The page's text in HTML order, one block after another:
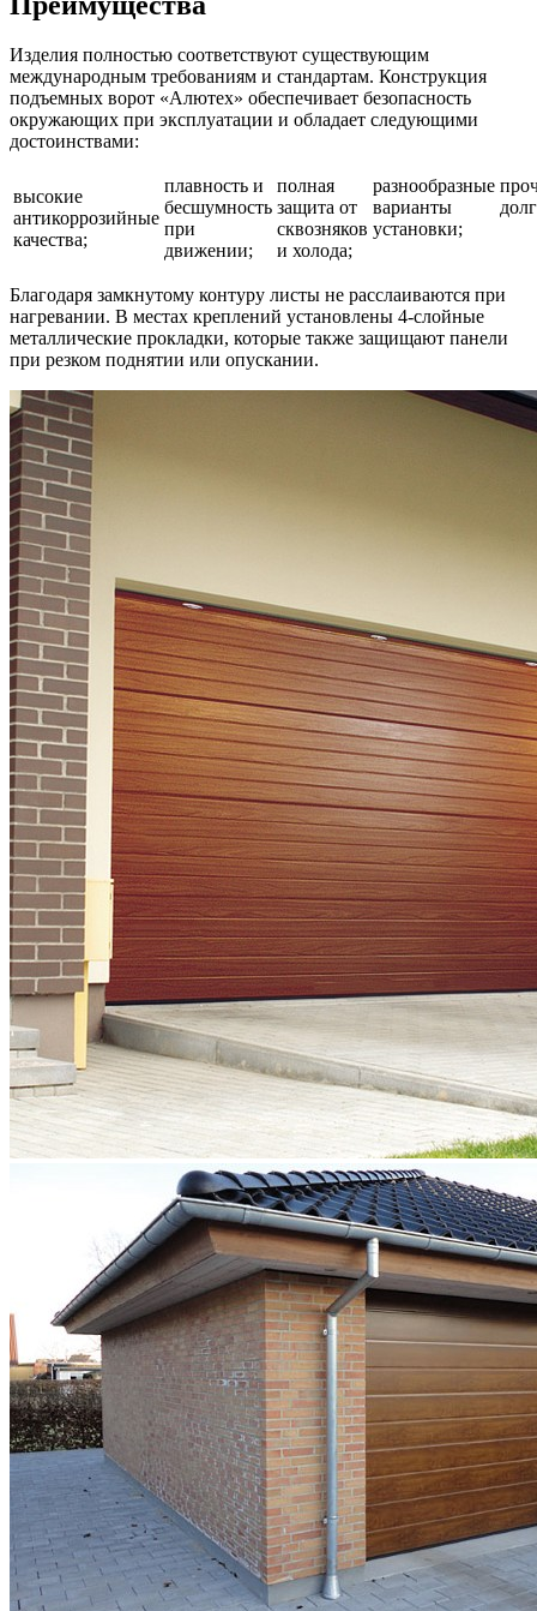
Изделия полностью соответствуют существующим
международным требованиям и стандартам. Конструкция
подъемных ворот «Алютех» обеспечивает безопасность
окружающих при эксплуатации и обладает следующими
достоинствами:
высокие
антикоррозийные
качества;
плавность и
бесшумность
при
движении;
полная
защита от
сквозняков
и холода;
разнообразные
варианты
установки;
Благодаря замкнутому контуру листы не расслаиваются при
нагревании. В местах креплений установлены 4-слойные
металлические прокладки, которые также защищают панели
при резком поднятии или опускании.